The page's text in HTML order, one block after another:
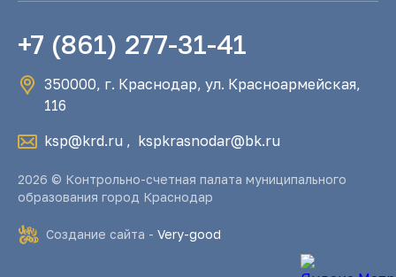
+7 (861) 277-31-41
350000, г. Краснодар, ул. Красноармейская,
116
ksp@krd.ru , kspkrasnodar@bk.ru
2026 © Контрольно-счетная палата муниципального
образования город Краснодар
Создание сайта - Very-good